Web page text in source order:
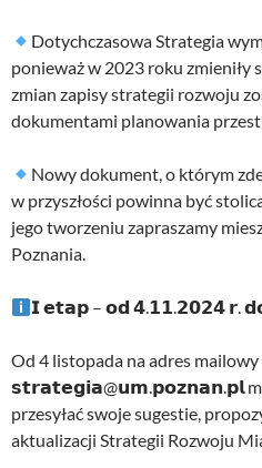
Dotychczasowa Strategia
ponieważ w 2023 roku zmieniły
zmian zapisy strategii rozwoju
dokumentami planowania
Nowy dokument, o którym
w przyszłości powinna być
jego tworzeniu zapraszamy
Poznania.
𝗜 𝗲𝘁𝗮𝗽 – 𝗼𝗱 𝟰.𝟭𝟭.𝟮𝟬𝟮𝟰 𝗿.
Od 4 listopada na adres mailowy
𝘀𝘁𝗿𝗮𝘁𝗲𝗴𝗶𝗮@𝘂𝗺.𝗽𝗼𝘇𝗻𝗮𝗻.𝗽𝗹
przesyłać swoje sugestie,
aktualizacji Strategii Rozwoju